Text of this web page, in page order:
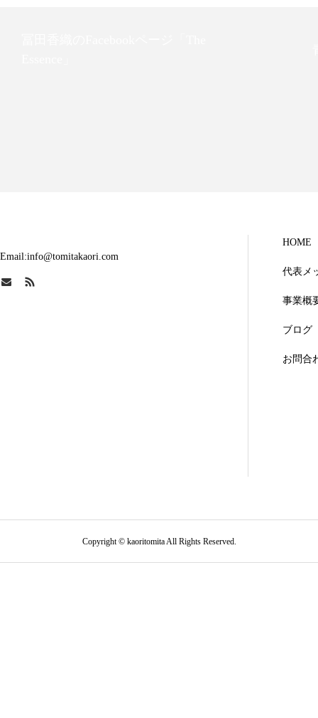
Email:info@tomitakaori.com
HOME
代表メ
事業概
ブログ
お問合
Copyright © kaoritomita All Rights Reserved.